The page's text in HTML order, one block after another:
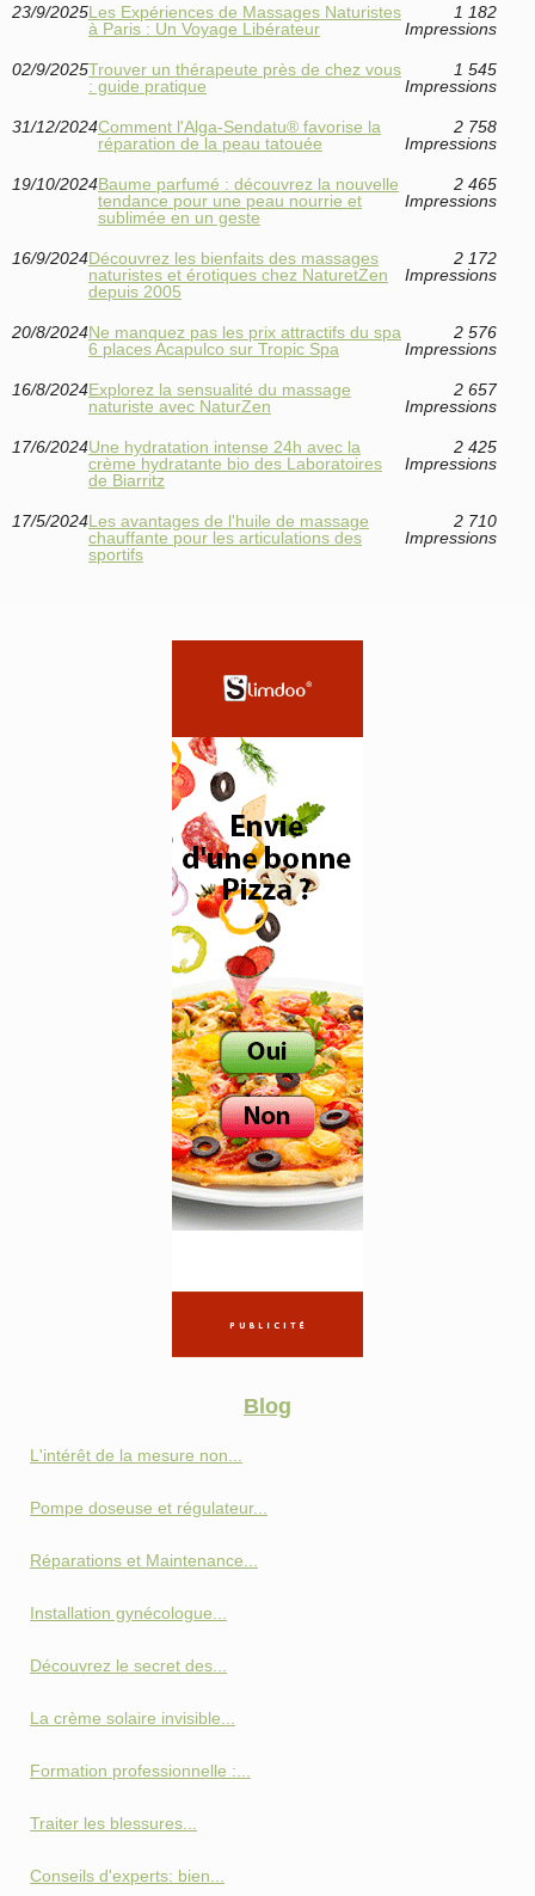
23/9/2025Les Expériences de Massages Naturistes
à Paris : Un Voyage Libérateur
1 182
Impressions
02/9/2025Trouver un thérapeute près de chez vous
: guide pratique
1 545
Impressions
31/12/2024Comment l'Alga-Sendatu® favorise la
réparation de la peau tatouée
2 758
Impressions
19/10/2024Baume parfumé : découvrez la nouvelle
tendance pour une peau nourrie et
sublimée en un geste
2 465
Impressions
16/9/2024Découvrez les bienfaits des massages
naturistes et érotiques chez NaturetZen
depuis 2005
2 172
Impressions
20/8/2024Ne manquez pas les prix attractifs du spa
6 places Acapulco sur Tropic Spa
2 576
Impressions
16/8/2024Explorez la sensualité du massage
naturiste avec NaturZen
2 657
Impressions
17/6/2024Une hydratation intense 24h avec la
crème hydratante bio des Laboratoires
de Biarritz
2 425
Impressions
17/5/2024Les avantages de l'huile de massage
chauffante pour les articulations des
sportifs
2 710
Impressions
Blog
L'intérêt de la mesure non...
Pompe doseuse et régulateur...
Réparations et Maintenance...
Installation gynécologue...
Découvrez le secret des...
La crème solaire invisible...
Formation professionnelle :...
Traiter les blessures...
Conseils d'experts: bien...